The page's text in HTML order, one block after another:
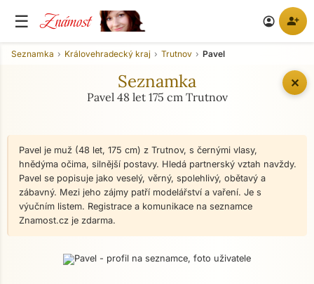
☰ Známost account_circle person_add
✕
Seznamka Královehradecký kraj Trutnov Pavel
Seznamka
Pavel 48 let 175 cm Trutnov
Pavel je muž (48 let, 175 cm) z Trutnov, s černými vlasy,
hnědýma očima, silnější postavy. Hledá partnerský vztah navždy.
Pavel se popisuje jako veselý, věrný, spolehlivý, obětavý a
zábavný. Mezi jeho zájmy patří modelářství a vaření. Je s
výučním listem. Registrace a komunikace na seznamce
Znamost.cz je zdarma.